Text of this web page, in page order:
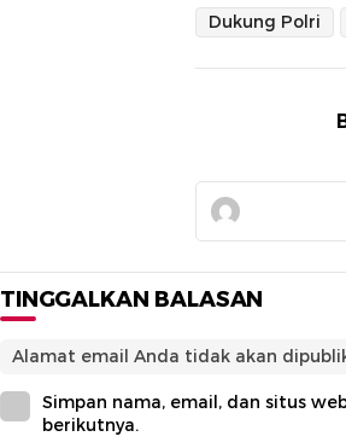
Dukung Polri
TINGGALKAN BALASAN
Alamat email Anda tidak akan
Simpan nama, email, dan situs
berikutnya.